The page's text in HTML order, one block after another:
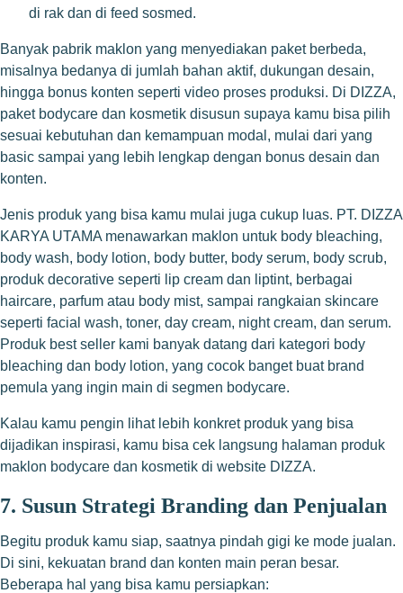
di rak dan di feed sosmed.
Banyak pabrik maklon yang menyediakan paket berbeda,
misalnya bedanya di jumlah bahan aktif, dukungan desain,
hingga bonus konten seperti video proses produksi. Di DIZZA,
paket bodycare dan kosmetik disusun supaya kamu bisa pilih
sesuai kebutuhan dan kemampuan modal, mulai dari yang
basic sampai yang lebih lengkap dengan bonus desain dan
konten.
Jenis produk yang bisa kamu mulai juga cukup luas. PT. DIZZA
KARYA UTAMA menawarkan maklon untuk body bleaching,
body wash, body lotion, body butter, body serum, body scrub,
produk decorative seperti lip cream dan liptint, berbagai
haircare, parfum atau body mist, sampai rangkaian skincare
seperti facial wash, toner, day cream, night cream, dan serum.
Produk best seller kami banyak datang dari kategori body
bleaching dan body lotion, yang cocok banget buat brand
pemula yang ingin main di segmen bodycare.
Kalau kamu pengin lihat lebih konkret produk yang bisa
dijadikan inspirasi, kamu bisa cek langsung halaman produk
maklon bodycare dan kosmetik di website DIZZA.
7. Susun Strategi Branding dan Penjualan
Begitu produk kamu siap, saatnya pindah gigi ke mode jualan.
Di sini, kekuatan brand dan konten main peran besar.
Beberapa hal yang bisa kamu persiapkan: